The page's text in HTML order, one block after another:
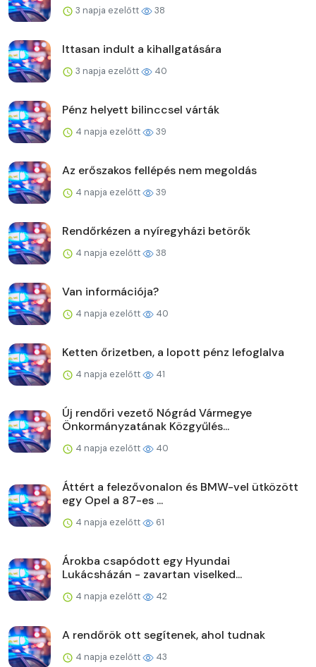
3 napja ezelőtt 38
Ittasan indult a kihallgatására
3 napja ezelőtt 40
Pénz helyett bilinccsel várták
4 napja ezelőtt 39
Az erőszakos fellépés nem megoldás
4 napja ezelőtt 39
Rendőrkézen a nyíregyházi betörők
4 napja ezelőtt 38
Van információja?
4 napja ezelőtt 40
Ketten őrizetben, a lopott pénz lefoglalva
4 napja ezelőtt 41
Új rendőri vezető Nógrád Vármegye
Önkormányzatának Közgyűlés...
4 napja ezelőtt 40
Áttért a felezővonalon és BMW-vel ütközött
egy Opel a 87-es ...
4 napja ezelőtt 61
Árokba csapódott egy Hyundai
Lukácsházán - zavartan viselked...
4 napja ezelőtt 42
A rendőrök ott segítenek, ahol tudnak
4 napja ezelőtt 43